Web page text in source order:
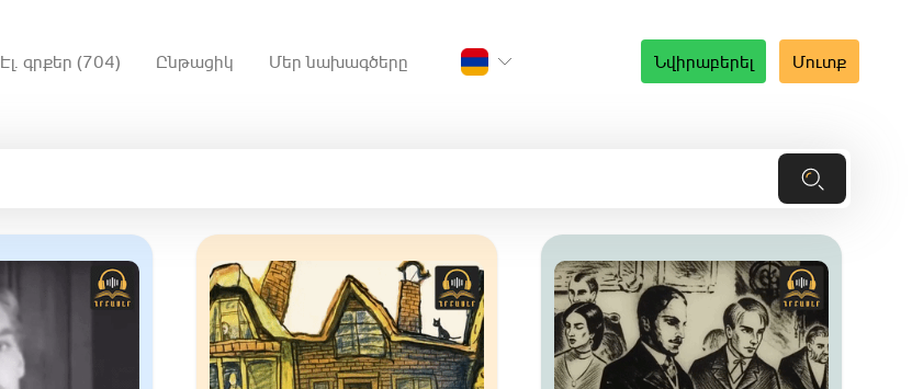
Նվիրաբերել Մուտք
Էլ. գրքեր (704) Ընթացիկ Մեր նախագծերը